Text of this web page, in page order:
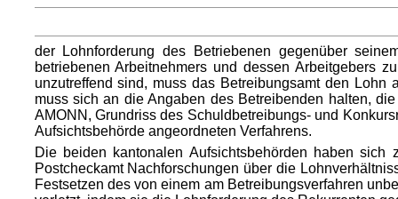
der Lohnforderung des Betriebenen gegenüber
betriebenen Arbeitnehmers und dessen Arbeitgebers
unzutreffend sind, muss das Betreibungsamt den
muss sich an die Angaben des Betreibenden halten,
AMONN, Grundriss des Schuldbetreibungs- und
Aufsichtsbehörde angeordneten Verfahrens.
Die beiden kantonalen Aufsichtsbehörden haben
Postcheckamt Nachforschungen über die
Festsetzen des von einem am Betreibungsverfahren